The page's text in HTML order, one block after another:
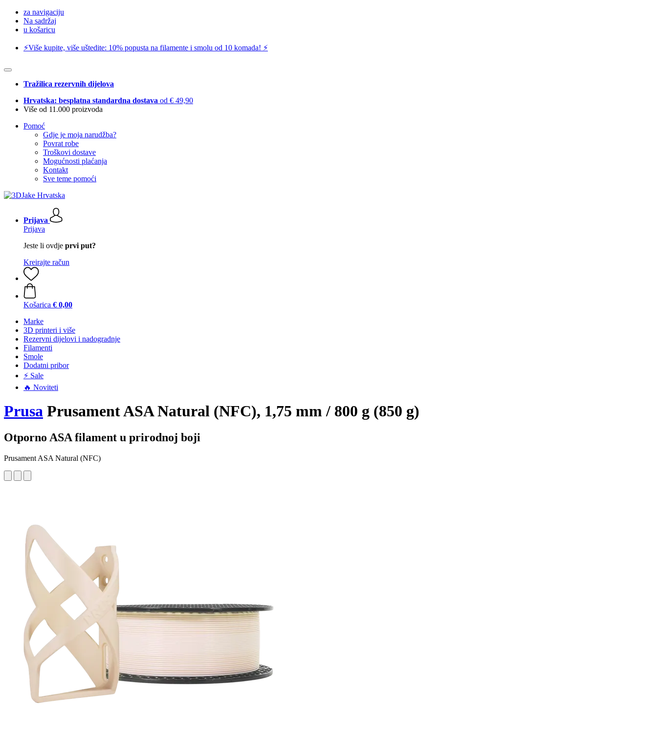
za navigaciju
Na sadržaj
u košaricu
⚡️Više kupite, više uštedite: 10% popusta na filamente i smolu od 10 komada! ⚡️
Tražilica rezervnih dijelova
Hrvatska: besplatna standardna dostava od € 49,90
Više od 11.000 proizvoda
Pomoć
Gdje je moja narudžba?
Povrat robe
Troškovi dostave
Mogućnosti plaćanja
Kontakt
Sve teme pomoći
Prijava
Prijava
Jeste li ovdje prvi put?
Kreirajte račun
Košarica € 0,00
Marke
3D printeri i više
Rezervni dijelovi i nadogradnje
Filamenti
Smole
Dodatni pribor
⚡ Sale
🔥 Noviteti
Prusa Prusament ASA Natural (NFC), 1,75 mm / 800 g (850 g)
Otporno ASA filament u prirodnoj boji
Prusament ASA Natural (NFC)